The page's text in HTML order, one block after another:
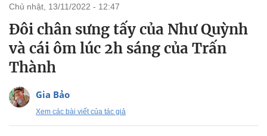
chủ nhật, 13/11/2022 - 12:47
Đôi chân sưng tấy của Như Quỳnh
và cái ôm lúc 2h sáng của Trấn
Thành
Gia Bảo
Xem các bài viết của tác giả